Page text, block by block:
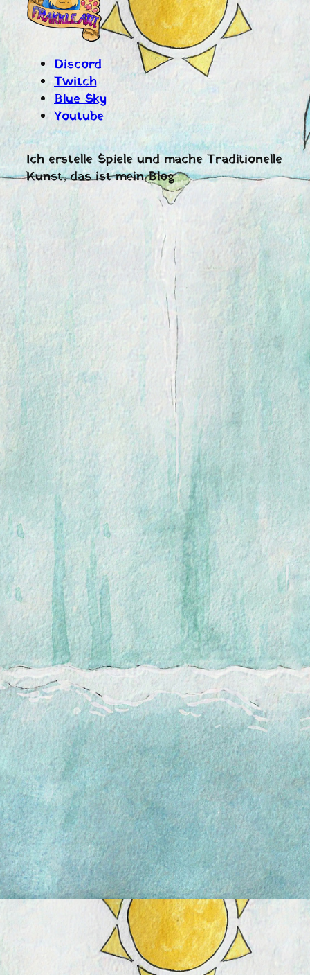
Discord
Twitch
Blue Sky
Youtube
Ich erstelle Spiele und mache Traditionelle
Kunst, das ist mein Blog